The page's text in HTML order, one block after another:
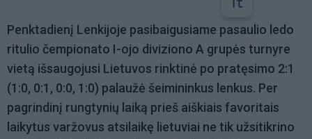
Penktadienį Lenkijoje pasibaigusiame pasaulio ledo
ritulio čempionato I-ojo diviziono A grupės turnyre
vietą išsaugojusi Lietuvos rinktinė po pratęsimo 2:1
(1:0, 0:1, 0:0, 1:0) palaužė šeimininkus lenkus. Per
pagrindinį rungtynių laiką prieš aiškiais favoritais
laikytus varžovus atsilaikę lietuviai ne tik užsitikrino